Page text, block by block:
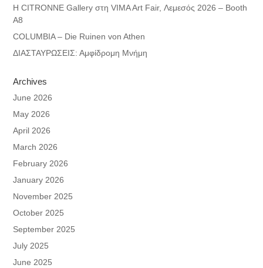
Η CITRONNE Gallery στη VIMA Art Fair, Λεμεσός 2026 – Booth
A8
COLUMBIA – Die Ruinen von Athen
ΔΙΑΣΤΑΥΡΩΣΕΙΣ: Αμφίδρομη Μνήμη
Archives
June 2026
May 2026
April 2026
March 2026
February 2026
January 2026
November 2025
October 2025
September 2025
July 2025
June 2025